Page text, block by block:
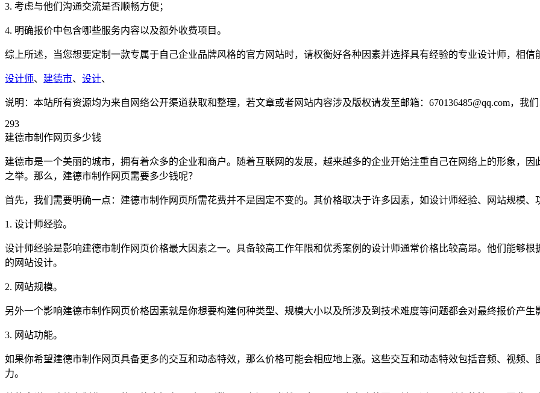
3. 考虑与他们沟通交流是否顺畅方便；
4. 明确报价中包含哪些服务内容以及额外收费项目。
综上所述，当您想要定制一款专属于自己企业品牌风格的官方网站时，请权衡好各种因素并选择具有经验的专业设计师，相信
设计师、 建德市、 设计、
说明：本站所有资源均为来自网络公开渠道获取和整理，若文章或者网站内容涉及版权请发至邮箱：670136485@qq.com，我
293
建德市制作网页多少钱
建德市是一个美丽的城市，拥有着众多的企业和商户。随着互联网的发展，越来越多的企业开始注重自己在网络上的形象，
之举。那么，建德市制作网页需要多少钱呢？
首先，我们需要明确一点：建德市制作网页所需花费并不是固定不变的。其价格取决于许多因素，如设计师经验、网站规模、
1. 设计师经验。
设计师经验是影响建德市制作网页价格最大因素之一。具备较高工作年限和优秀案例的设计师通常价格比较高昂。他们能够
的网站设计。
2. 网站规模。
另外一个影响建德市制作网页价格因素就是你想要构建何种类型、规模大小以及所涉及到技术难度等问题都会对最终报价产生
3. 网站功能。
如果你希望建德市制作网页具备更多的交互和动态特效，那么价格可能会相应地上涨。这些交互和动态特效包括音频、视频
力。